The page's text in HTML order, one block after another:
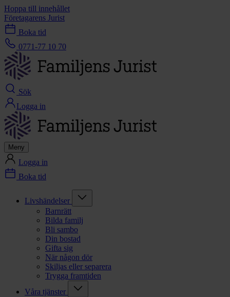
Hoppa till innehållet
Företagarens Jurist
Boka tid
0771-77 10 70
Sök
Logga in
Meny
Logga in
Boka tid
Livshändelser
Barnrätt
Bilda familj
Bli sambo
Din bostad
Gifta sig
När någon dör
Skiljas eller separera
Trygga framtiden
Våra tjänster